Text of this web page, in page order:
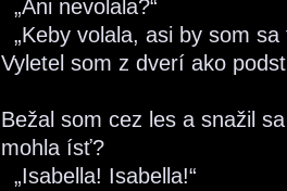
„Ani nevolala?“
„Keby volala, asi by som sa
Vyletel som z dverí ako
Bežal som cez les a snažil
mohla ísť?
„Isabella! Isabella!“